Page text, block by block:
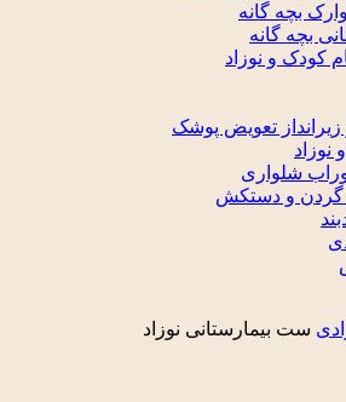
بچه گانه
بچه گانه
کودک و نوزاد
تعویض پوشک
شلواری
گردن و دستکش
ست بیمارستانی نوزاد